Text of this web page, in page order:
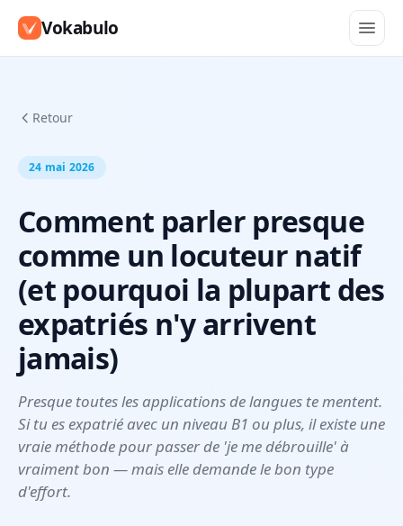
Vokabulo
Retour
24 mai 2026
Comment parler presque
comme un locuteur natif
(et pourquoi la plupart des
expatriés n'y arrivent
jamais)
Presque toutes les applications de langues te mentent.
Si tu es expatrié avec un niveau B1 ou plus, il existe une
vraie méthode pour passer de 'je me débrouille' à
vraiment bon — mais elle demande le bon type
d'effort.